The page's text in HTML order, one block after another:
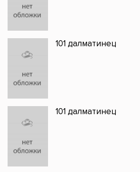
101 далматинец
101 далматинец